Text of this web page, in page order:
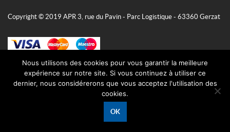
Copyright © 2019 APR 3, rue du Pavin - Parc Logistique - 63360 Gerzat
Nous utilisons des cookies pour vous garantir la meilleure
expérience sur notre site. Si vous continuez à utiliser ce
dernier, nous considérerons que vous acceptez l'utilisation des
cookies.
OK